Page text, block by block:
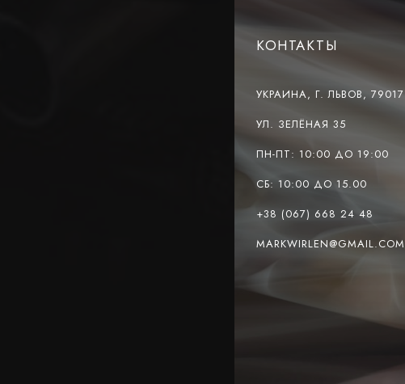
КОНТАКТЫ
УКРАИНА, Г. ЛЬВОВ, 79017
УЛ. ЗЕЛЁНАЯ 35
ПН-ПТ: 10:00 ДО 19:00
СБ: 10:00 ДО 15.00
+38 (067) 668 24 48
MARKWIRLEN@GMAIL.COM